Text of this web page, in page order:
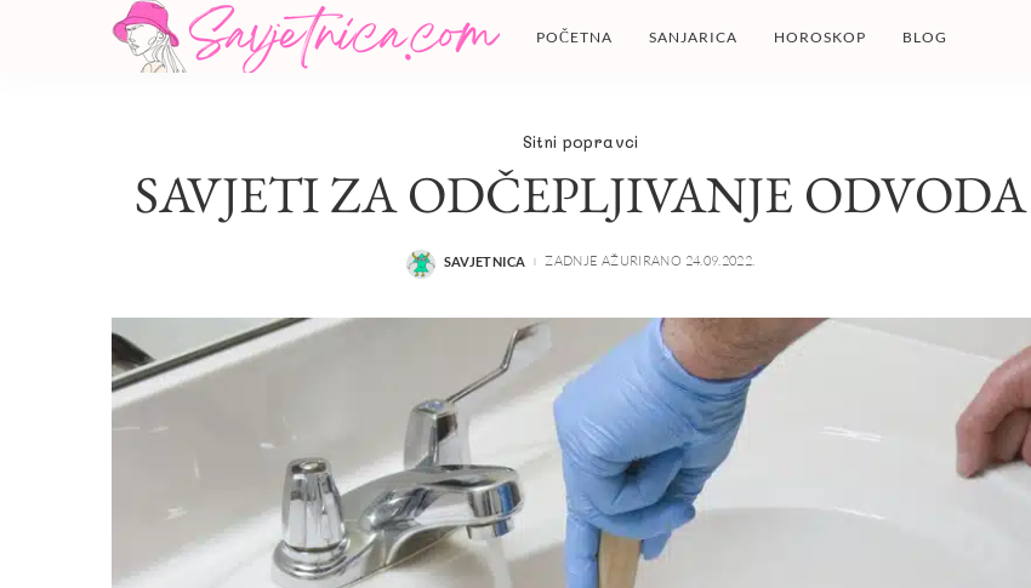
POČETNA SANJARICA HOROSKOP BLOG
Sitni popravci
SAVJETI ZA ODČEPLJIVANJE ODVODA
POSTED
SAVJETNICA ZADNJE AŽURIRANO 24.09.2022.